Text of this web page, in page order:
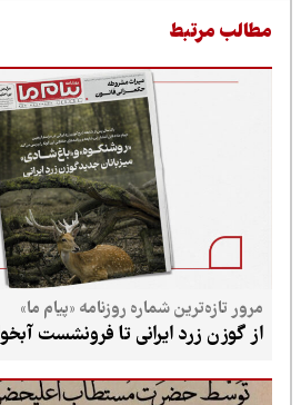
مرتبط
مرور تازه‌ترین شماره روزنامه «پیام ما»
از گوزن زرد ایرانی تا فرونشست آبخوان‌ها